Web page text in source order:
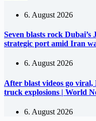
6. August 2026
Seven blasts rock Dubai’s
strategic port amid Iran
6. August 2026
After blast videos go viral,
truck explosions | World
6. August 2026